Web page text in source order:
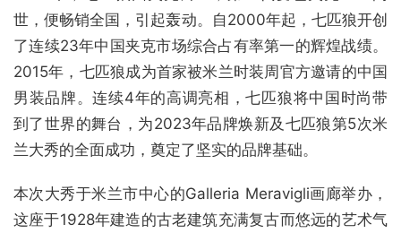
世，便畅销全国，引起轰动。自2000年起，七匹狼开创
了连续23年中国夹克市场综合占有率第一的辉煌战绩。
2015年，七匹狼成为首家被米兰时装周官方邀请的中国
男装品牌。连续4年的高调亮相，七匹狼将中国时尚带
到了世界的舞台，为2023年品牌焕新及七匹狼第5次米
兰大秀的全面成功，奠定了坚实的品牌基础。
本次大秀于米兰市中心的Galleria Meravigli画廊举办，
这座于1928年建造的古老建筑充满复古而悠远的艺术气